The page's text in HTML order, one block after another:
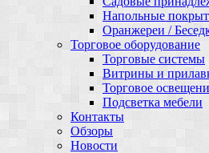
Напольные
Оранжереи /
Торговое оборудование
Торговые системы
Витрины и
Торговое
Подсветка мебели
Контакты
Обзоры
Новости